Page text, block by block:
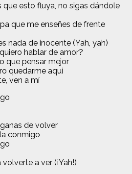
que esto fluya, no sigas dándole
que me enseñes de frente
nada de inocente (Yah, yah)
hablar de amor?
que pensar mejor
quedarme aquí
ven a mí
de volver
conmigo
a ver (¡Yah!)